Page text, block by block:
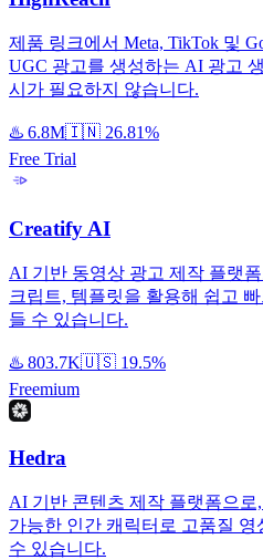
제품 링크에서 Meta, TikTok 및
UGC 광고를 생성하는 AI 광고
시가 필요하지 않습니다.
♨️ 6.8M🇮🇳 26.81%
Free Trial
Creatify AI
AI 기반 동영상 광고 제작 플랫
크립트, 템플릿을 활용해 쉽고
들 수 있습니다.
♨️ 803.7K🇺🇸 19.5%
Freemium
Hedra
AI 기반 콘텐츠 제작 플랫폼으로
가능한 인간 캐릭터로 고품질
수 있습니다.